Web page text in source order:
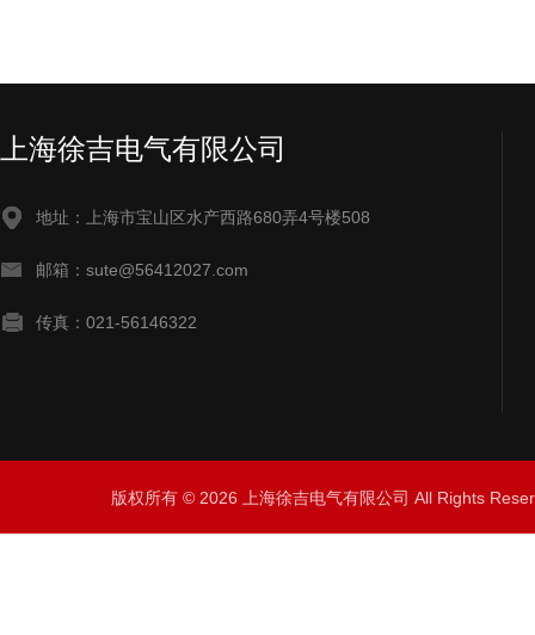
上海徐吉电气有限公司
地址：上海市宝山区水产西路680弄4号楼508
邮箱：sute@56412027.com
传真：021-56146322
版权所有 © 2026 上海徐吉电气有限公司 All Rights